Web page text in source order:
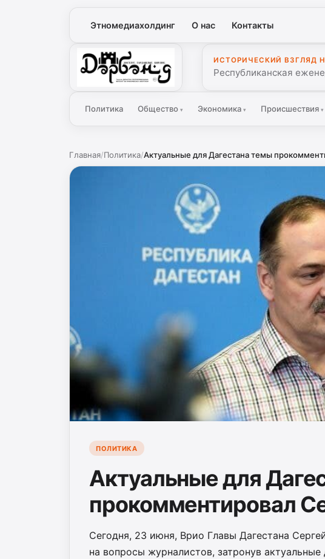
Этномедиахолдинг О нас Контакты
Дербенд
ИСТОРИЧЕСКИЙ ВЗГЛЯД
Республиканская
Политика Общество▾ Экономика ▾ Происшествия ▾
Главная/Политика/Актуальные для Дагестана темы
ПОЛИТИКА
Актуальные для
прокомментировал
Сегодня, 23 июня, Врио Главы Дагестана
на вопросы журналистов, затронув